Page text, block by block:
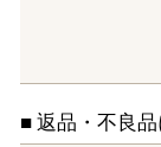
■ 返品・不良